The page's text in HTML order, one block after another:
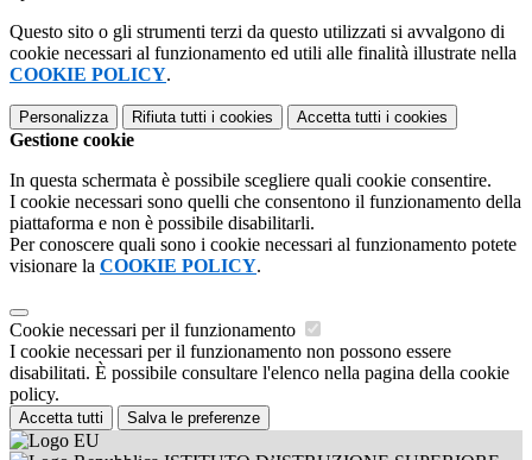
Questo sito o gli strumenti terzi da questo utilizzati si avvalgono di
cookie necessari al funzionamento ed utili alle finalità illustrate nella
COOKIE POLICY.
Personalizza Rifiuta tutti i cookies Accetta tutti i cookies
Gestione cookie
In questa schermata è possibile scegliere quali cookie consentire.
I cookie necessari sono quelli che consentono il funzionamento della
piattaforma e non è possibile disabilitarli.
Per conoscere quali sono i cookie necessari al funzionamento potete
visionare la COOKIE POLICY.
Cookie necessari per il funzionamento
I cookie necessari per il funzionamento non possono essere
disabilitati. È possibile consultare l'elenco nella pagina della cookie
policy.
Accetta tutti Salva le preferenze